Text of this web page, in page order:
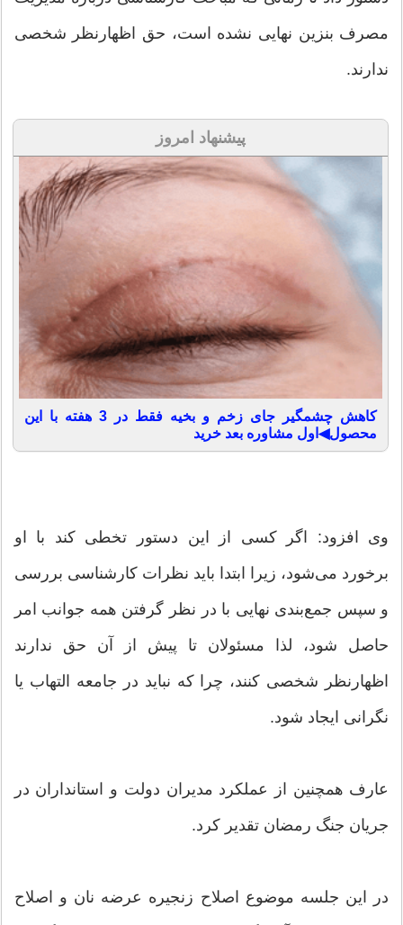
مصرف بنزین نهایی نشده است، حق اظهارنظر شخصی
ندارند.
پیشنهاد امروز
کاهش چشمگیر جای زخم و بخیه فقط در 3 هفته با این
محصول◀اول مشاوره بعد خرید
وی افزود: اگر کسی از این دستور تخطی کند با او
برخورد می‌شود، زیرا ابتدا باید نظرات کارشناسی بررسی
و سپس جمع‌بندی نهایی با در نظر گرفتن همه جوانب امر
حاصل شود، لذا مسئولان تا پیش از آن حق ندارند
اظهارنظر شخصی کنند، چرا که نباید در جامعه التهاب یا
نگرانی ایجاد شود.
عارف همچنین از عملکرد مدیران دولت و استانداران در
جریان جنگ رمضان تقدیر کرد.
در این جلسه موضوع اصلاح زنجیره عرضه نان و اصلاح